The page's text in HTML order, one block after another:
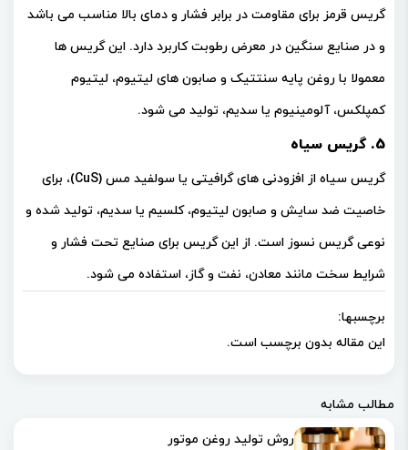
گریس قرمز برای مقاومت در برابر فشار و دمای بالا مناسب می باشد
و در صنایع سنگین در معرض رطوبت کاربرد دارد. این گریس ها
معمولا با روغن پایه سنتتیک و صابون های لیتیوم، لیتیوم
کمپلکس، آلومینیوم یا سدیم، تولید می شود.
5. گریس سیاه
گریس سیاه از افزودنی های گرافیتی یا سولفید مس (CuS)، برای
خاصیت ضد سایش و صابون لیتیوم، کلسیم یا سدیم، تولید شده و
نوعی گریس نسوز است. از این گریس برای صنایع تحت فشار و
شرایط سخت مانند معادن، نفت و گاز، استفاده می شود.
برچسبها:
این مقاله بدون برچسب است.
مطالب مشابه
روش تولید روغن موتور